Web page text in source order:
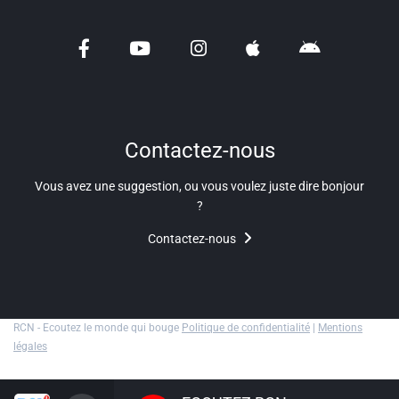
Shabbat Project
Département des Alpes Maritimes
Contactez-nous
Vous avez une suggestion, ou vous voulez juste dire bonjour
?
Contactez-nous
RCN - Ecoutez le monde qui bouge Politique de confidentialité | Mentions
légales